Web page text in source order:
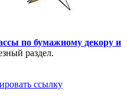
по бумажному декору и
раздел.
ссылку